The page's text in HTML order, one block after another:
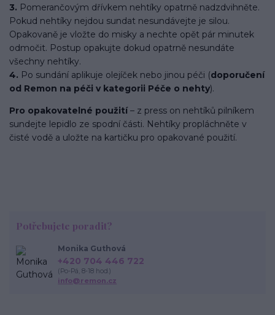
3. Pomerančovým dřívkem nehtíky opatrně nadzdvihněte.
Pokud nehtíky nejdou sundat nesundávejte je silou.
Opakovaně je vložte do misky a nechte opět pár minutek
odmočit. Postup opakujte dokud opatrně nesundáte
všechny nehtíky.
4. Po sundání aplikuje olejíček nebo jinou péči (doporučení
od Remon na péči v kategorii Péče o nehty).
Pro opakovatelné použití– z press on nehtíků pilníkem
sundejte lepidlo ze spodní části. Nehtíky propláchněte v
čisté vodě a uložte na kartičku pro opakované použití.
Potřebujete poradit?
Monika Guthová
+420 704 446 722
(Po-Pá, 8-18 hod.)
info@remon.cz